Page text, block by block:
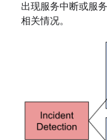
出现服务中断或服
相关情况。